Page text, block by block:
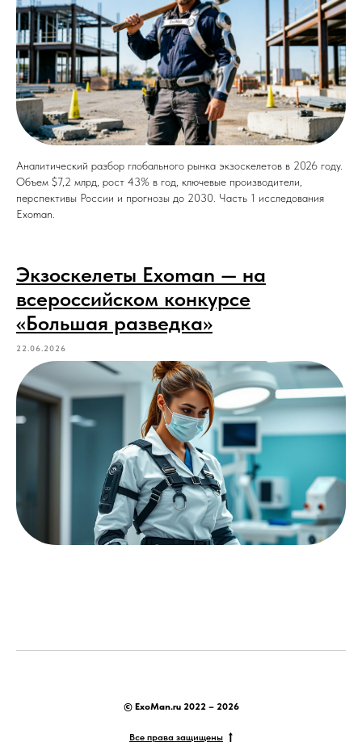
Аналитический разбор глобального рынка экзоскелетов в 2026 году.
Объем $7,2 млрд, рост 43% в год, ключевые производители,
перспективы России и прогнозы до 2030. Часть 1 исследования
Exoman.
Экзоскелеты Exoman — на
всероссийском конкурсе
«Большая разведка»
22.06.2026
© ExoMan.ru 2022 – 2026
Все права защищены